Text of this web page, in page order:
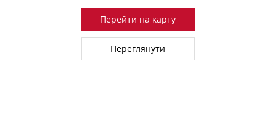
Перейти на карту
Переглянути